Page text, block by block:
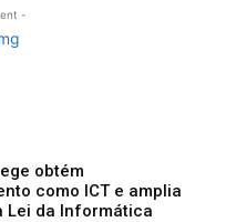
-
obtém
como ICT e amplia
Lei da Informática